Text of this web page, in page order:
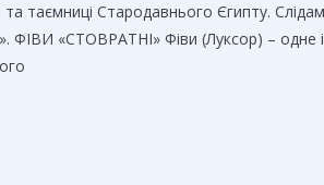
таємниці Стародавнього Єгипту.
ФІВИ «СТОВРАТНІ» Фіви (Луксор) – одне